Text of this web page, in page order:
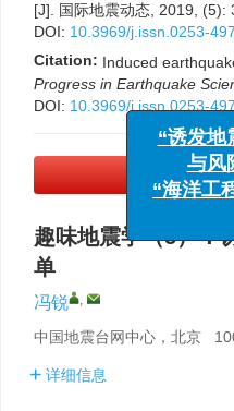
[J]. 国际地震动态, 2019, (5):
DOI: 10.3969/j.issn.0253-
Citation: Induced
Progress in Earthquake
DOI: 10.3969/j.issn.0253-
PDF
趣味地震学（5）：
单
冯锐 ,
中国地震台网中心，北京
详细信息
“诱发地
与风
“海洋工